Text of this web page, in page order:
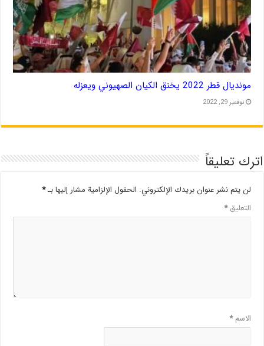
مونديال قطر 2022 يخنق الكيان الصهيوني ويعزله
نوفمبر 29, 2022
اترك تعليقاً
لن يتم نشر عنوان بريدك الإلكتروني. الحقول الإلزامية مشار إليها بـ*
التعليق*
الاسم*